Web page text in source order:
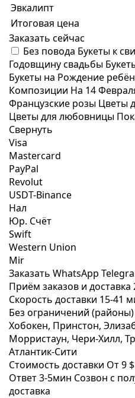
Эвкалипт
Итоговая цена
Заказать сейчас
Без повода Букеты к
Годовщину свадьбы
Букеты на Рождение
Композиции На 14
Французские розы Цветы
Цветы для любовницы
Свернуть
Visa
Mastercard
PayPal
Revolut
USDT-Binance
Нал
Юр. Счёт
Swift
Western Union
Mir
Заказать WhatsApp
Приём заказов и доставка
Скорость доставки 15-41
Без ограничений (районы)
Хобокен, Принстон,
Морристаун, Чери-Хилл,
Атлантик-Сити
Стоимость доставки От 9
Ответ 3-5мин Созвон с
доставка